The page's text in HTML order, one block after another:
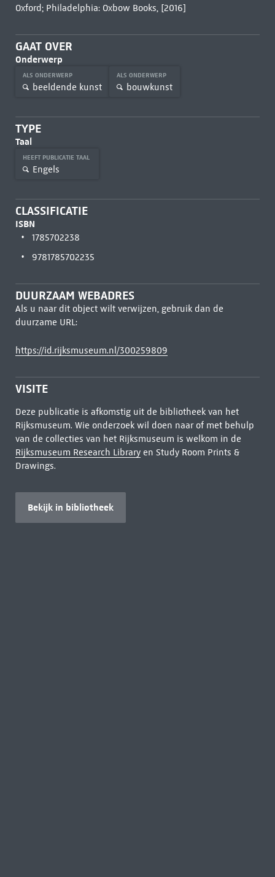
Oxford; Philadelphia: Oxbow Books, [2016]
GAAT OVER
Onderwerp
ALS ONDERWERP
beeldende kunst
ALS ONDERWERP
bouwkunst
TYPE
Taal
HEEFT PUBLICATIE TAAL
Engels
CLASSIFICATIE
ISBN
1785702238
9781785702235
DUURZAAM WEBADRES
Als u naar dit object wilt verwijzen, gebruik dan de
duurzame URL:
https://id.rijksmuseum.nl/300259809
VISITE
Deze publicatie is afkomstig uit de bibliotheek van het
Rijksmuseum. Wie onderzoek wil doen naar of met behulp
van de collecties van het Rijksmuseum is welkom in de
Rijksmuseum Research Libraryen Study Room Prints &
Drawings.
Bekijk in bibliotheek